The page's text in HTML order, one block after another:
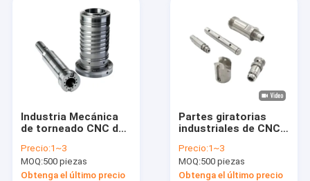
Industria Mecánica
de torneado CNC de
componentes
Fabricación
Precio:1~3
MOQ:500 piezas
Obtenga el último precio
Partes giratorias
industriales de CNC
giratorias de alta
precisión
Precio:1~3
MOQ:500 piezas
Obtenga el último precio